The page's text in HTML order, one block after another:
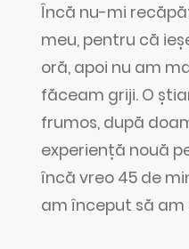
Încă nu-mi
meu, pentru că
oră, apoi nu am
făceam griji. O
frumos, după
experiență nouă
încă vreo 45 de
am început să